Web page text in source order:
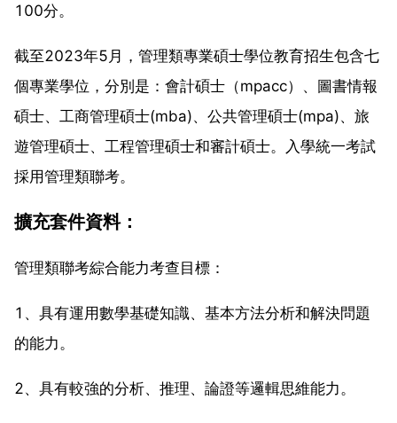
100分。
截至2023年5月，管理類專業碩士學位教育招生包含七
個專業學位，分別是：會計碩士（mpacc）、圖書情報
碩士、工商管理碩士(mba)、公共管理碩士(mpa)、旅
遊管理碩士、工程管理碩士和審計碩士。入學統一考試
採用管理類聯考。
擴充套件資料：
管理類聯考綜合能力考查目標：
1、具有運用數學基礎知識、基本方法分析和解決問題
的能力。
2、具有較強的分析、推理、論證等邏輯思維能力。